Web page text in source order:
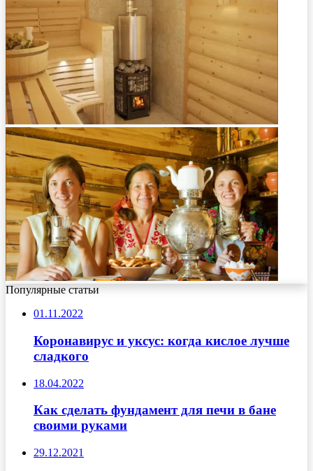
Популярные статьи
01.11.2022
Коронавирус и уксус: когда кислое лучше
сладкого
18.04.2022
Как сделать фундамент для печи в бане
своими руками
29.12.2021